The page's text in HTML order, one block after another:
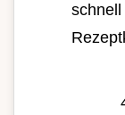
schnell